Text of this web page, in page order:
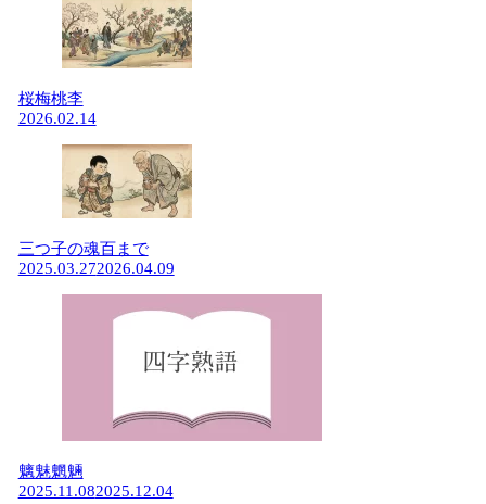
桜梅桃李
2026.02.14
三つ子の魂百まで
2025.03.272026.04.09
魑魅魍魎
2025.11.082025.12.04